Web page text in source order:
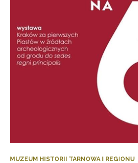
MUZEUM HISTORII TARNOWA I REGIONU